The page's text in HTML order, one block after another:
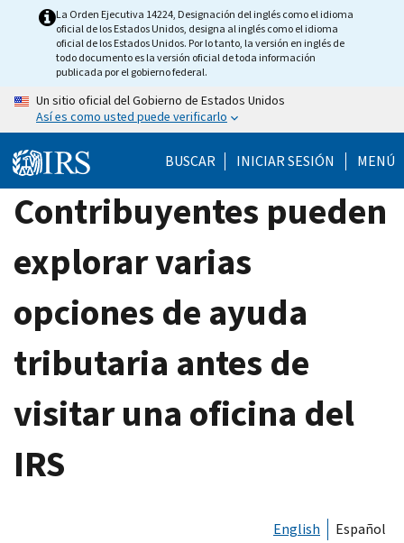
La Orden Ejecutiva 14224, Designación del inglés como el idioma
oficial de los Estados Unidos, designa al inglés como el idioma
oficial de los Estados Unidos. Por lo tanto, la versión en inglés de
todo documento es la versión oficial de toda información
publicada por el gobierno federal.
Un sitio oficial del Gobierno de Estados Unidos
Así es como usted puede verificarlo
BUSCAR INICIAR SESIÓN MENÚ
Contribuyentes pueden
explorar varias
opciones de ayuda
tributaria antes de
visitar una oficina del
IRS
English Español